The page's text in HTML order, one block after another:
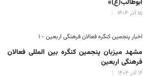
ابوطالب(ع)»
۱۵ آذر ۱۴۰۴
اخبار پنجمین کنگره فعالان فرهنگی اربعین - ۱
مشهد میزبان پنجمین کنگره بین المللی فعالان
فرهنگی اربعین
۱۲ آذر ۱۴۰۴